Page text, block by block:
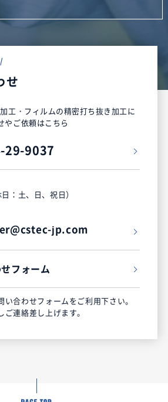
せ
工・フィルムの精密打ち抜き加工に
やご依頼はこちら
29-9037
：土、日、祝日）
jp.com
フォーム
い合わせフォームをご利用下さい。
連絡差し上げます。